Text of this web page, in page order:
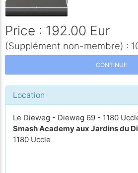
Price : 192.00 Eur
(Supplément non-membre) :
CONTINUE
Location
Le Dieweg - Dieweg 69 - 1180
Smash Academy aux Jardins du
1180 Uccle